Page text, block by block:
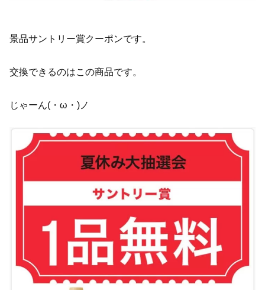
景品サントリー賞クーポンです。
交換できるのはこの商品です。
じゃーん(・ω・)ノ